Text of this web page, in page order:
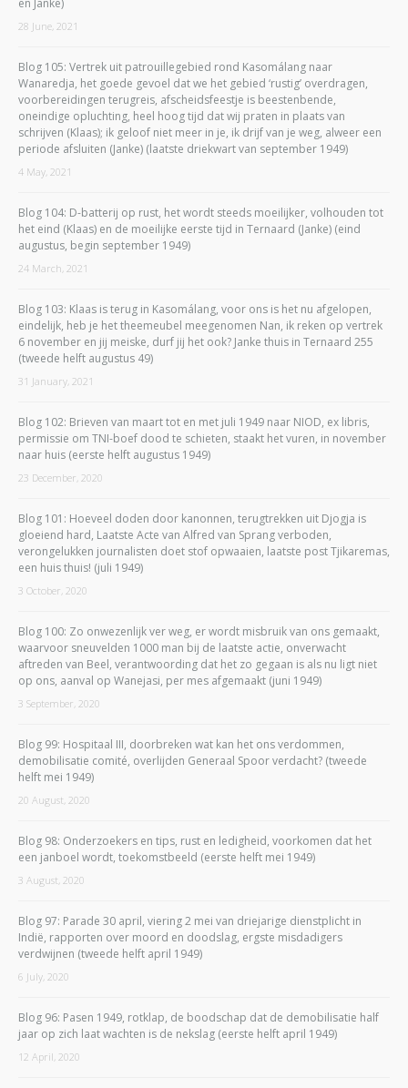
28 June, 2021
Blog 105: Vertrek uit patrouillegebied rond Kasomálang naar
Wanaredja, het goede gevoel dat we het gebied ‘rustig’ overdragen,
voorbereidingen terugreis, afscheidsfeestje is beestenbende,
oneindige opluchting, heel hoog tijd dat wij praten in plaats van
schrijven (Klaas); ik geloof niet meer in je, ik drijf van je weg, alweer een
periode afsluiten (Janke) (laatste driekwart van september 1949)
4 May, 2021
Blog 104: D-batterij op rust, het wordt steeds moeilijker, volhouden tot
het eind (Klaas) en de moeilijke eerste tijd in Ternaard (Janke) (eind
augustus, begin september 1949)
24 March, 2021
Blog 103: Klaas is terug in Kasomálang, voor ons is het nu afgelopen,
eindelijk, heb je het theemeubel meegenomen Nan, ik reken op vertrek
6 november en jij meiske, durf jij het ook? Janke thuis in Ternaard 255
(tweede helft augustus 49)
31 January, 2021
Blog 102: Brieven van maart tot en met juli 1949 naar NIOD, ex libris,
permissie om TNI-boef dood te schieten, staakt het vuren, in november
naar huis (eerste helft augustus 1949)
23 December, 2020
Blog 101: Hoeveel doden door kanonnen, terugtrekken uit Djogja is
gloeiend hard, Laatste Acte van Alfred van Sprang verboden,
verongelukken journalisten doet stof opwaaien, laatste post Tjikaremas,
een huis thuis! (juli 1949)
3 October, 2020
Blog 100: Zo onwezenlijk ver weg, er wordt misbruik van ons gemaakt,
waarvoor sneuvelden 1000 man bij de laatste actie, onverwacht
aftreden van Beel, verantwoording dat het zo gegaan is als nu ligt niet
op ons, aanval op Wanejasi, per mes afgemaakt (juni 1949)
3 September, 2020
Blog 99: Hospitaal III, doorbreken wat kan het ons verdommen,
demobilisatie comité, overlijden Generaal Spoor verdacht? (tweede
helft mei 1949)
20 August, 2020
Blog 98: Onderzoekers en tips, rust en ledigheid, voorkomen dat het
een janboel wordt, toekomstbeeld (eerste helft mei 1949)
3 August, 2020
Blog 97: Parade 30 april, viering 2 mei van driejarige dienstplicht in
Indië, rapporten over moord en doodslag, ergste misdadigers
verdwijnen (tweede helft april 1949)
6 July, 2020
Blog 96: Pasen 1949, rotklap, de boodschap dat de demobilisatie half
jaar op zich laat wachten is de nekslag (eerste helft april 1949)
12 April, 2020